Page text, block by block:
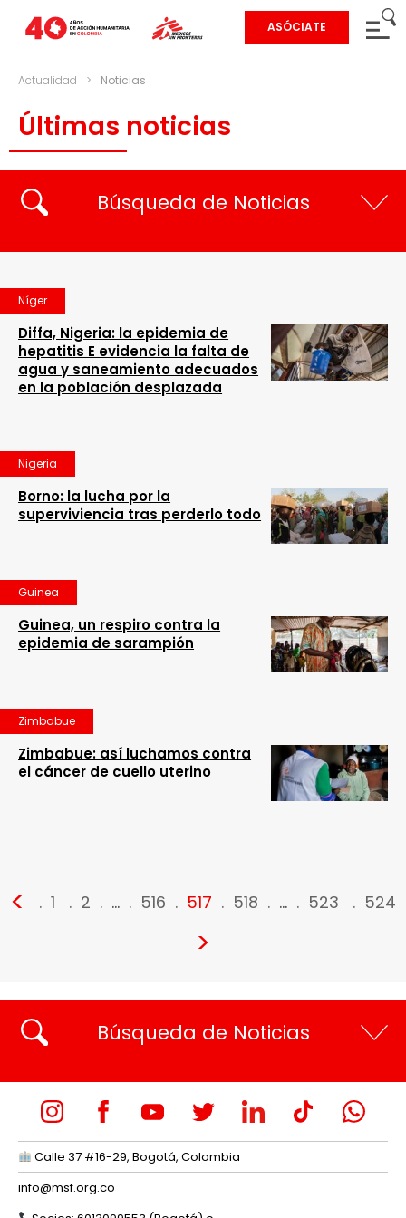
ASÓCIATE
Actualidad > Noticias
Últimas noticias
Búsqueda de Noticias
Níger
Diffa, Nigeria: la epidemia de
hepatitis E evidencia la falta de
agua y saneamiento adecuados
en la población desplazada
Nigeria
Borno: la lucha por la
superviviencia tras perderlo todo
Guinea
Guinea, un respiro contra la
epidemia de sarampión
Zimbabue
Zimbabue: así luchamos contra
el cáncer de cuello uterino
< 1 2 … 516 517 518 … 523 524
>
Búsqueda de Noticias
Calle 37 #16-29, Bogotá, Colombia
info@msf.org.co